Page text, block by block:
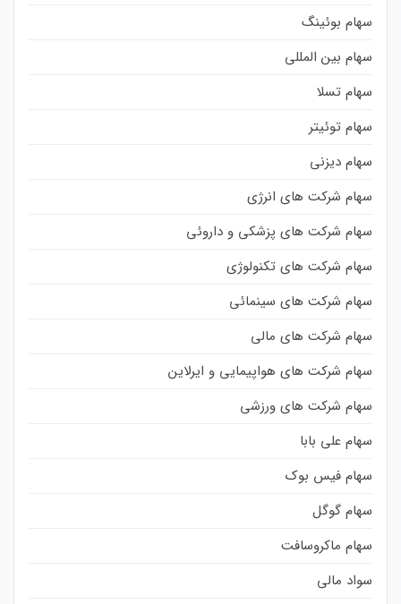
سهام بوئینگ
سهام بین المللی
سهام تسلا
سهام توئیتر
سهام دیزنی
سهام شرکت های انرژی
سهام شرکت های پزشکی و داروئی
سهام شرکت های تکنولوژی
سهام شرکت های سینمائی
سهام شرکت های مالی
سهام شرکت های هواپیمایی و ایرلاین
سهام شرکت های ورزشی
سهام علی بابا
سهام فیس بوک
سهام گوگل
سهام ماکروسافت
سواد مالی